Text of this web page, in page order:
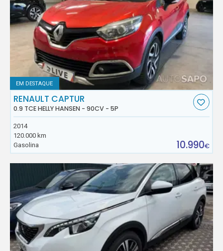
EM DESTAQUE
RENAULT CAPTUR
0.9 TCE HELLY HANSEN - 90CV - 5P
2014
120.000 km
Gasolina
10.990€